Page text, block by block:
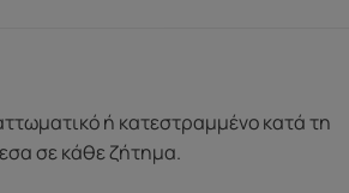
ή κατεστραμμένο κατά τη
σε κάθε ζήτημα.